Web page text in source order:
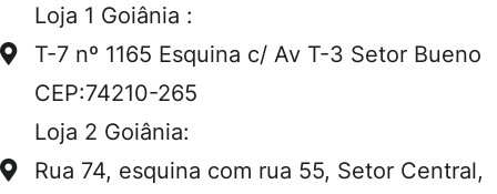
Loja 1 Goiânia :
T-7 nº 1165 Esquina c/ Av T-3 Setor Bueno
CEP:74210-265
Loja 2 Goiânia:
Rua 74, esquina com rua 55, Setor Central,